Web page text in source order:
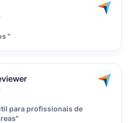
"
para profissionais de